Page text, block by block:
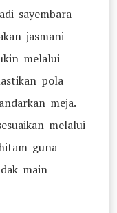
sayembara
jasmani
melalui
pola
meja.
melalui
guna
main